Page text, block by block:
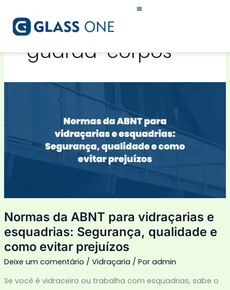
para
guarda-corpos
Normas da ABNT para vidraçarias e
esquadrias: Segurança, qualidade e
como evitar prejuízos
Deixe um comentário / Vidraçaria / Por admin
Se você é vidraceiro ou trabalha com esquadrias, sabe o
para
vidraçarias
e
como
evitar
prejuízos